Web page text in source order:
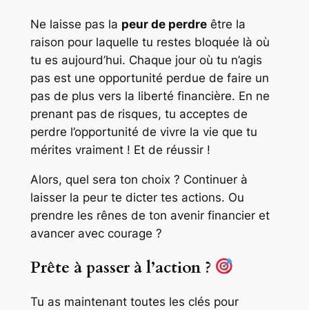
Ne laisse pas la peur de perdreêtre la
raison pour laquelle tu restes bloquée là où
tu es aujourd’hui. Chaque jour où tu n’agis
pas est une opportunité perdue de faire un
pas de plus vers la liberté financière. En ne
prenant pas de risques, tu acceptes de
perdre l’opportunité de vivre la vie que tu
mérites vraiment ! Et de réussir !
Alors, quel sera ton choix ? Continuer à
laisser la peur te dicter tes actions. Ou
prendre les rênes de ton avenir financier et
avancer avec courage ?
Prête à passer à l’action ?
Tu as maintenant toutes les clés pour